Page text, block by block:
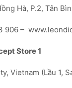
Hà, P.2, Tân
906 –
Store 1
Vietnam (Lầu 1,